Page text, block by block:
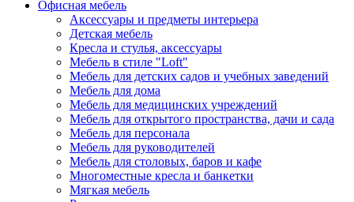
Офисная мебель
Аксессуары и предметы интерьера
Детская мебель
Кресла и стулья, аксессуары
Мебель в стиле "Loft"
Мебель для детских садов и учебных заведений
Мебель для дома
Мебель для медицинских учреждений
Мебель для открытого пространства, дачи и сада
Мебель для персонала
Мебель для руководителей
Мебель для столовых, баров и кафе
Многоместные кресла и банкетки
Мягкая мебель